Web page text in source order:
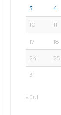
3 4
10 11
17 18
24 25
31
« Jul